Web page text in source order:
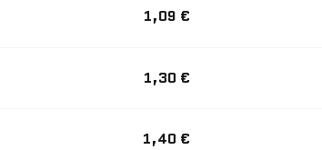
1,09 €
1,30 €
1,40 €